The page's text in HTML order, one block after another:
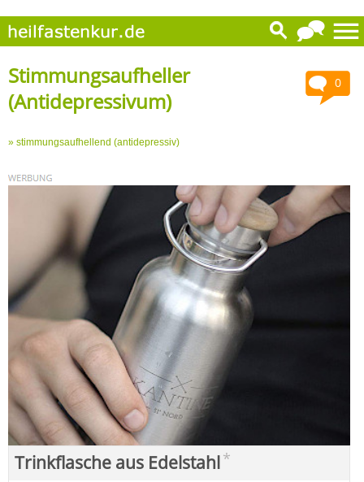
0
Stimmungsaufheller
(Antidepressivum)
» stimmungsaufhellend (antidepressiv)
Trinkflasche aus Edelstahl*